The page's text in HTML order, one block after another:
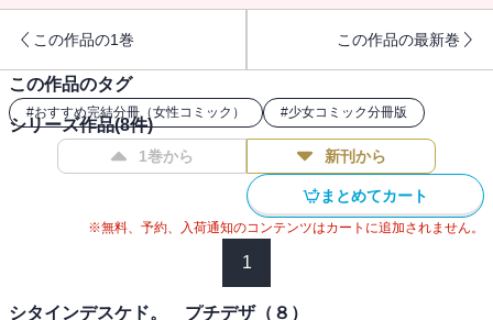
この作品の1巻 この作品の最新巻
この作品のタグ
#おすすめ完結分冊（女性コミック） #少女コミック分冊版
シリーズ作品(8件)
1巻から 新刊から
まとめてカート
※無料、予約、入荷通知のコンテンツはカートに追加されません。
1
シタインデスケド。 プチデザ（８）